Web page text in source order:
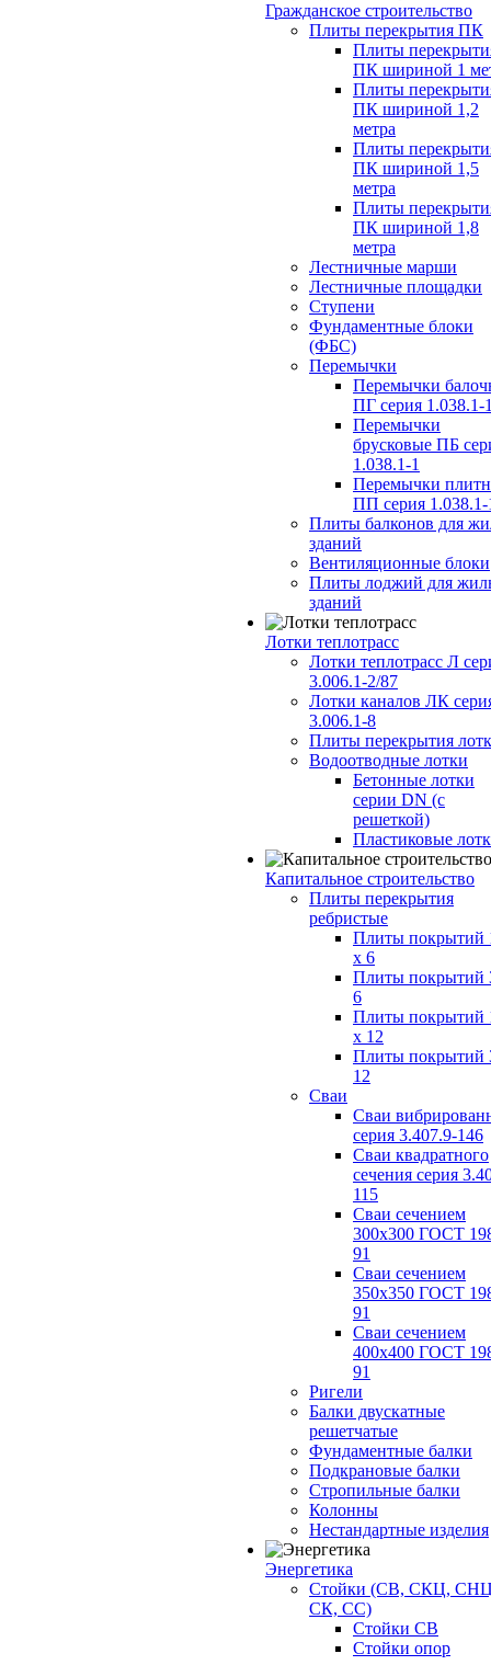
Гражданское строительство
Плиты перекрытия ПК
Плиты
ПК шириной 1
Плиты
ПК шириной 1,2
метра
Плиты
ПК шириной 1,5
метра
Плиты
ПК шириной 1,8
метра
Лестничные марши
Лестничные площадки
Ступени
Фундаментные блоки
(ФБС)
Перемычки
Перемычки
ПГ серия 1.038.1-
Перемычки
брусковые ПБ
1.038.1-1
Перемычки
ПП серия 1.038.1-
Плиты балконов для
зданий
Вентиляционные блоки
Плиты лоджий для
зданий
Лотки теплотрасс
Лотки теплотрасс Л
3.006.1-2/87
Лотки каналов ЛК
3.006.1-8
Плиты перекрытия
Водоотводные лотки
Бетонные лотки
серии DN (с
решеткой)
Пластиковые
Капитальное строительство
Плиты перекрытия
ребристые
Плиты покрытий
x 6
Плиты покрытий
6
Плиты покрытий
x 12
Плиты покрытий
12
Сваи
Сваи
серия 3.407.9-146
Сваи квадратного
сечения серия
115
Сваи сечением
300х300 ГОСТ
91
Сваи сечением
350х350 ГОСТ
91
Сваи сечением
400х400 ГОСТ
91
Ригели
Балки двускатные
решетчатые
Фундаментные балки
Подкрановые балки
Стропильные балки
Колонны
Нестандартные изделия
Энергетика
Стойки (СВ, СКЦ,
СК, СС)
Стойки СВ
Стойки опор